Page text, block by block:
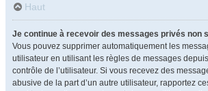
Haut
Je continue à recevoir des messages privés non
Vous pouvez supprimer automatiquement les
utilisateur en utilisant les règles de messages
contrôle de l’utilisateur. Si vous recevez des
abusive de la part d’un autre utilisateur, rapportez